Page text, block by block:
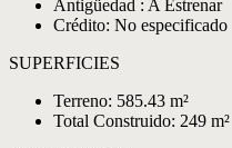
Antigüedad : A Estrenar
Crédito: No especificado
SUPERFICIES
Terreno: 585.43 m²
Total Construido: 249 m²